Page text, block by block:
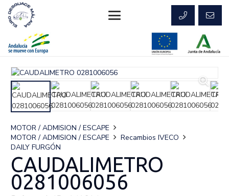
MOTOR / ADMISION / ESCAPE
MOTOR / ADMISION / ESCAPE
Recambios IVECO
DAILY FURGÓN
CAUDALIMETRO
0281006056